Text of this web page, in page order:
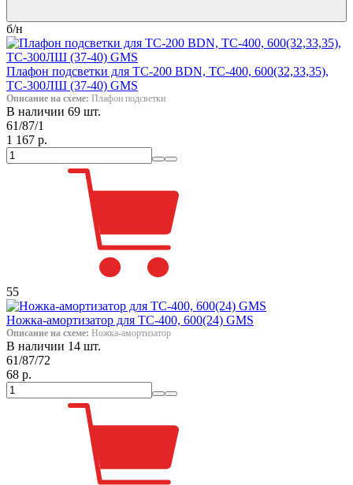
б/н
Плафон подсветки для ТС-200 BDN, ТС-400, 600(32,33,35),
ТС-300ЛШ (37-40) GMS
Описание на схеме: Плафон подсветки
В наличии 69 шт.
61/87/1
1 167 р.
55
Ножка-амортизатор для ТС-400, 600(24) GMS
Описание на схеме: Ножка-амортизатор
В наличии 14 шт.
61/87/72
68 р.